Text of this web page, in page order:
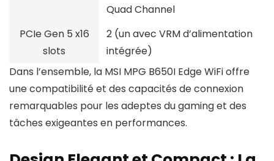
Quad Channel
PCIe Gen 5 x16
slots
2 (un avec VRM d’alimentation
intégrée)
Dans l’ensemble, la MSI MPG B650I Edge WiFi offre
une compatibilité et des capacités de connexion
remarquables pour les adeptes du gaming et des
tâches exigeantes en performances.